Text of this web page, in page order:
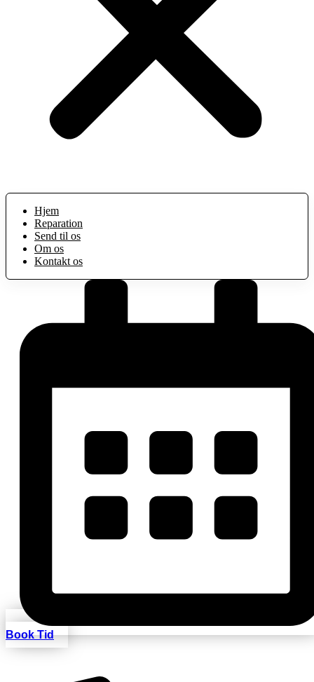
Hjem
Reparation
Send til os
Om os
Kontakt os
Book Tid